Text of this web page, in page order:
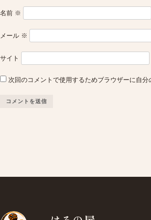
名前 ※
メール ※
サイト
次回のコメントで使用するためブラウザーに自